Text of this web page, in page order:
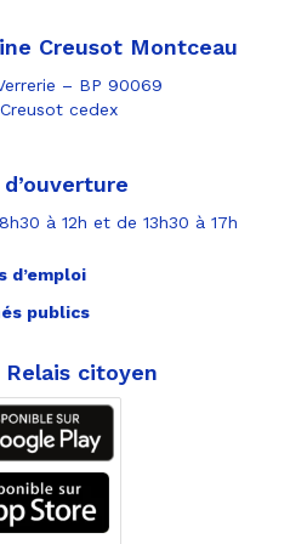
Creusot Montceau
– BP 90069
cedex
à 12h et de 13h30 à 17h
d’emploi
publics
citoyen